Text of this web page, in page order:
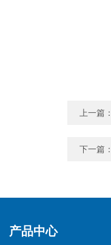
上一篇
下一篇
产品中心